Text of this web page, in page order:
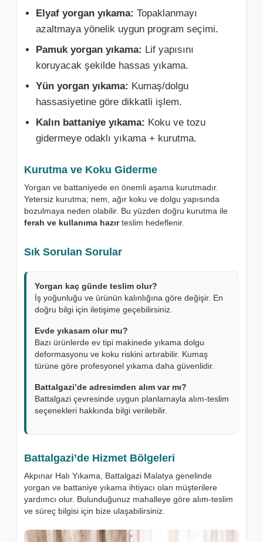
Elyaf yorgan yıkama: Topaklanmayı
azaltmaya yönelik uygun program seçimi.
Pamuk yorgan yıkama: Lif yapısını
koruyacak şekilde hassas yıkama.
Yün yorgan yıkama: Kumaş/dolgu
hassasiyetine göre dikkatli işlem.
Kalın battaniye yıkama: Koku ve tozu
gidermeye odaklı yıkama + kurutma.
Kurutma ve Koku Giderme
Yorgan ve battaniyede en önemli aşama kurutmadır.
Yetersiz kurutma; nem, ağır koku ve dolgu yapısında
bozulmaya neden olabilir. Bu yüzden doğru kurutma ile
ferah ve kullanıma hazırteslim hedeflenir.
Sık Sorulan Sorular
Yorgan kaç günde teslim olur?
İş yoğunluğu ve ürünün kalınlığına göre değişir. En
doğru bilgi için iletişime geçebilirsiniz.
Evde yıkasam olur mu?
Bazı ürünlerde ev tipi makinede yıkama dolgu
deformasyonu ve koku riskini artırabilir. Kumaş
türüne göre profesyonel yıkama daha güvenlidir.
Battalgazi’de adresimden alım var mı?
Battalgazi çevresinde uygun planlamayla alım-teslim
seçenekleri hakkında bilgi verilebilir.
Battalgazi’de Hizmet Bölgeleri
Akpınar Halı Yıkama, Battalgazi Malatya genelinde
yorgan ve battaniye yıkama ihtiyacı olan müşterilere
yardımcı olur. Bulunduğunuz mahalleye göre alım-teslim
ve süreç bilgisi için bize ulaşabilirsiniz.